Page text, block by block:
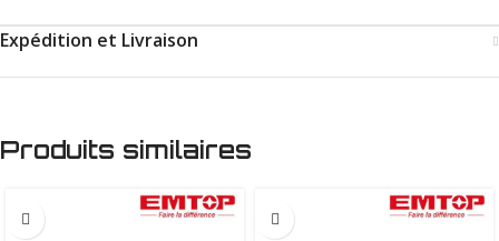
Expédition et Livraison
Produits similaires